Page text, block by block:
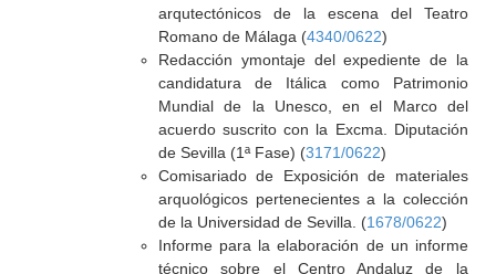
arqutectónicos de la escena del Teatro
Romano de Málaga (4340/0622)
Redacción ymontaje del expediente de la
candidatura de Itálica como Patrimonio
Mundial de la Unesco, en el Marco del
acuerdo suscrito con la Excma. Diputación
de Sevilla (1ª Fase) (3171/0622)
Comisariado de Exposición de materiales
arquológicos pertenecientes a la colección
de la Universidad de Sevilla. (1678/0622)
Informe para la elaboración de un informe
técnico sobre el Centro Andaluz de la